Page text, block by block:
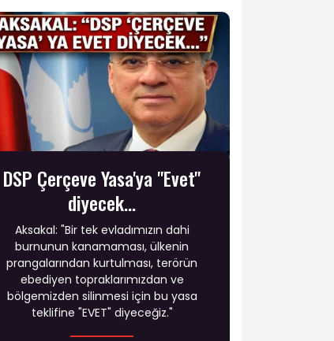
DSP Çerçeve Yasa'ya "Evet"
diyecek...
Aksakal: "Bir tek evladımızın dahi
burnunun kanamaması, ülkenin
prangalarından kurtulması, terörün
ebediyen topraklarımızdan ve
bölgemizden silinmesi için bu yasa
teklifine "EVET" diyeceğiz."